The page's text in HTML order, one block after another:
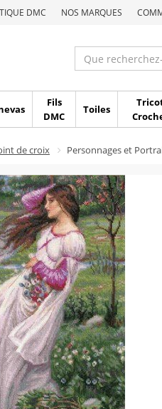
DMC NOS MARQUES
Fils
DMC
Toiles
de croix Personnages et